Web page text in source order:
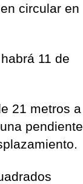
circular en
11 de
21 metros a
pendiente